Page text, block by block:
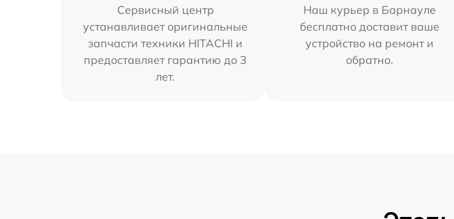
Сервисный центр
устанавливает оригинальные
запчасти техники HITACHI и
предоставляет гарантию до 3
лет.
Наш курьер в Барнауле
бесплатно доставит ваше
устройство на ремонт и
обратно.